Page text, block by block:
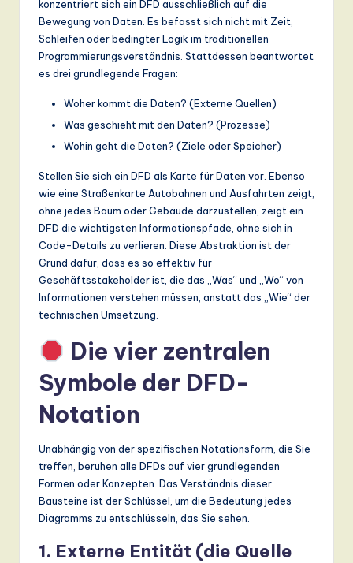
D
ig
it
o
ti
o
konzentriert sich ein DFD ausschließlich auf die
Bewegung von Daten. Es befasst sich nicht mit Zeit,
Schleifen oder bedingter Logik im traditionellen
Programmierungsverständnis. Stattdessen beantwortet
es drei grundlegende Fragen:
Woher kommt die Daten? (Externe Quellen)
Was geschieht mit den Daten? (Prozesse)
Wohin geht die Daten? (Ziele oder Speicher)
Stellen Sie sich ein DFD als Karte für Daten vor. Ebenso
wie eine Straßenkarte Autobahnen und Ausfahrten zeigt,
ohne jedes Baum oder Gebäude darzustellen, zeigt ein
DFD die wichtigsten Informationspfade, ohne sich in
Code-Details zu verlieren. Diese Abstraktion ist der
Grund dafür, dass es so effektiv für
Geschäftsstakeholder ist, die das „Was“ und „Wo“ von
Informationen verstehen müssen, anstatt das „Wie“ der
technischen Umsetzung.
Die vier zentralen
Symbole der DFD-
Notation
Unabhängig von der spezifischen Notationsform, die Sie
treffen, beruhen alle DFDs auf vier grundlegenden
Formen oder Konzepten. Das Verständnis dieser
Bausteine ist der Schlüssel, um die Bedeutung jedes
Diagramms zu entschlüsseln, das Sie sehen.
1. Externe Entität (die Quelle